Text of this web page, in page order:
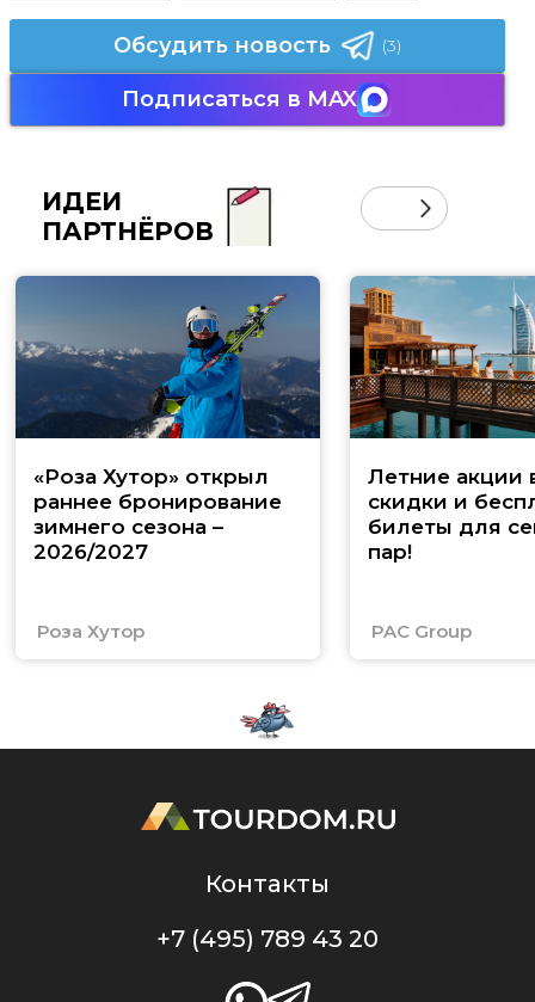
Обсудить новость (3)
Подписаться в MAX
ИДЕИ
ПАРТНЁРОВ
«Роза Хутор» открыл
раннее бронирование
зимнего сезона –
2026/2027
Роза Хутор
Летние акции
скидки и
билеты для
пар!
PAC Group
Контакты
+7 (495) 789 43 20